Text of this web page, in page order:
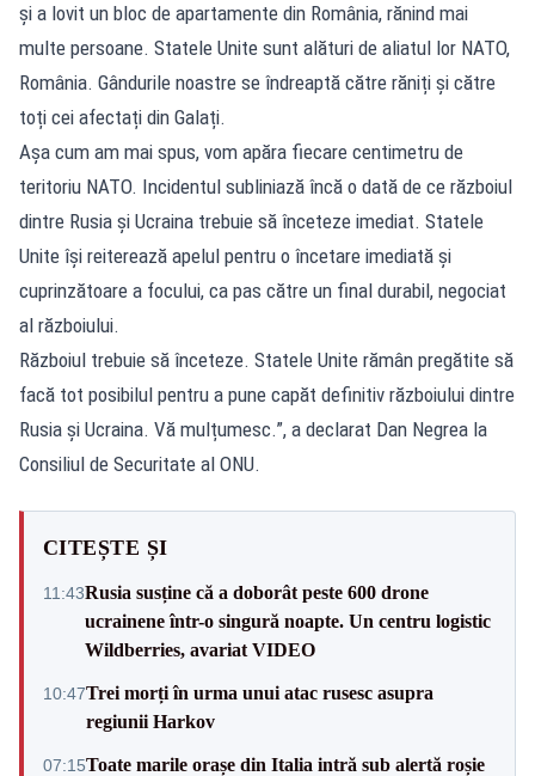
și a lovit un bloc de apartamente din România, rănind mai
multe persoane. Statele Unite sunt alături de aliatul lor NATO,
România. Gândurile noastre se îndreaptă către răniți și către
toți cei afectați din Galați.
Așa cum am mai spus, vom apăra fiecare centimetru de
teritoriu NATO. Incidentul subliniază încă o dată de ce războiul
dintre Rusia și Ucraina trebuie să înceteze imediat. Statele
Unite își reiterează apelul pentru o încetare imediată și
cuprinzătoare a focului, ca pas către un final durabil, negociat
al războiului.
Războiul trebuie să înceteze. Statele Unite rămân pregătite să
facă tot posibilul pentru a pune capăt definitiv războiului dintre
Rusia și Ucraina. Vă mulțumesc.”, a declarat Dan Negrea la
Consiliul de Securitate al ONU.
CITEȘTE ȘI
11:43Rusia susține că a doborât peste 600 drone
ucrainene într-o singură noapte. Un centru logistic
Wildberries, avariat VIDEO
10:47Trei morți în urma unui atac rusesc asupra
regiunii Harkov
07:15Toate marile orașe din Italia intră sub alertă roșie